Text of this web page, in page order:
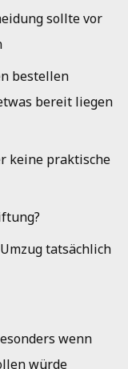
sollte vor
bestellen
bereit liegen
keine praktische
tatsächlich
wenn
würde